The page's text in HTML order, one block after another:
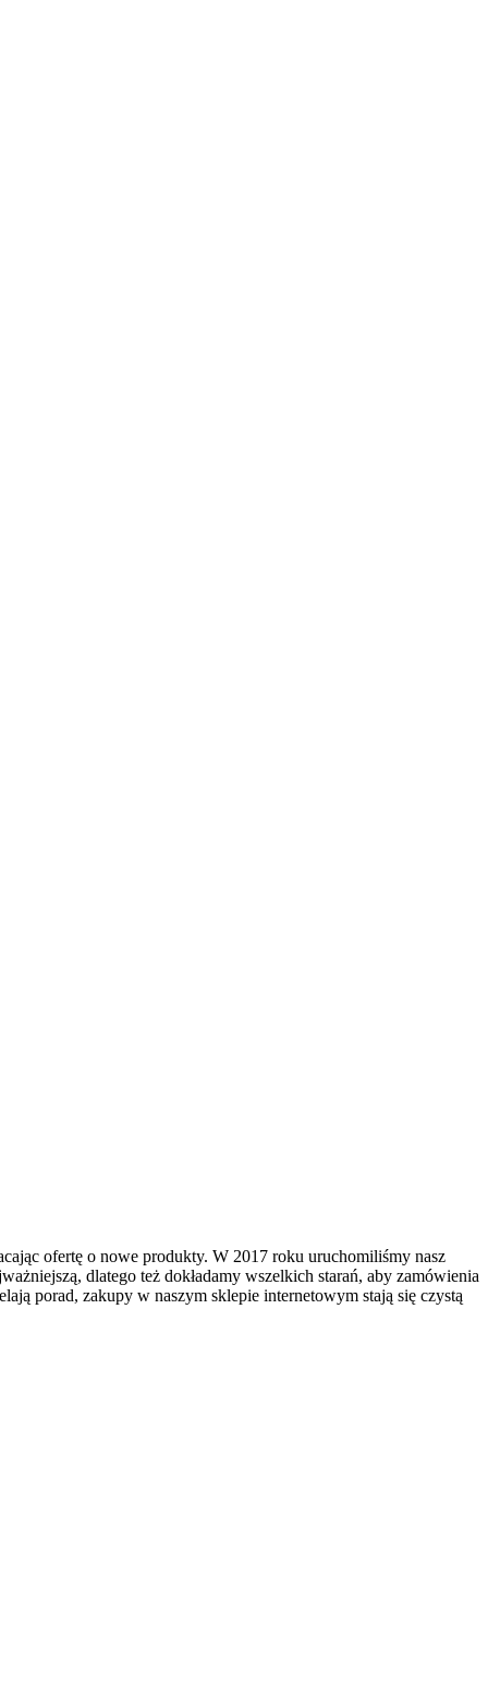
ofertę o nowe produkty. W 2017 roku uruchomiliśmy nasz
dlatego też dokładamy wszelkich starań, aby zamówienia
porad, zakupy w naszym sklepie internetowym stają się czystą